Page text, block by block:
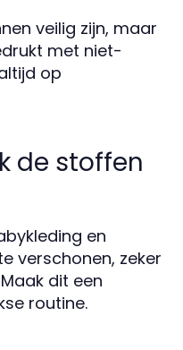
veilig zijn, maar
met niet-
op
de stoffen
en
verschonen, zeker
dit een
routine.